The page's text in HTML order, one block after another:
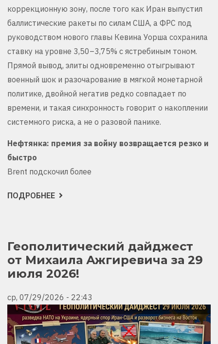
коррекционную зону, после того как Иран выпустил
баллистические ракеты по силам США, а ФРС под
руководством нового главы Кевина Уорша сохранила
ставку на уровне 3,50–3,75% с ястребиным тоном.
Прямой вывод, элиты одновременно отыгрывают
военный шок и разочарование в мягкой монетарной
политике, двойной негатив редко совпадает по
времени, и такая синхронность говорит о накоплении
системного риска, а не о разовой панике.
Нефтянка: премия за войну возвращается резко и
быстро
Brent подскочил более
ПОДРОБНЕЕ О
29–
30
ИЮЛЯ,
ИРАН
СНОВА
СТРЕЛЯЕТ,
ДЕРЖИТ
НЕРВЫ
Геополитический дайджест
от Михаила Ажгиревича за 29
июля 2026!
ср, 07/29/2026 - 22:43